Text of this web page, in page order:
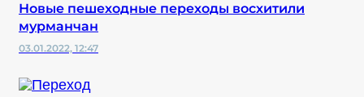
Новые пешеходные переходы восхитили
мурманчан
03.01.2022, 12:47